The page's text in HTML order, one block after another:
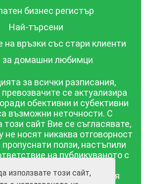
използвате този сайт,
бизнес регистър
Най-търсени
на връзки със стари клиенти
за домашни любимци
за всички разписания,
превозвачите се актуализира
обективни и субективни
възможни неточности. С
този сайт Вие се съгласявате,
не носят никаква отговорност
ползи, настъпили
на публикуваното с
в този сайт се предоставя